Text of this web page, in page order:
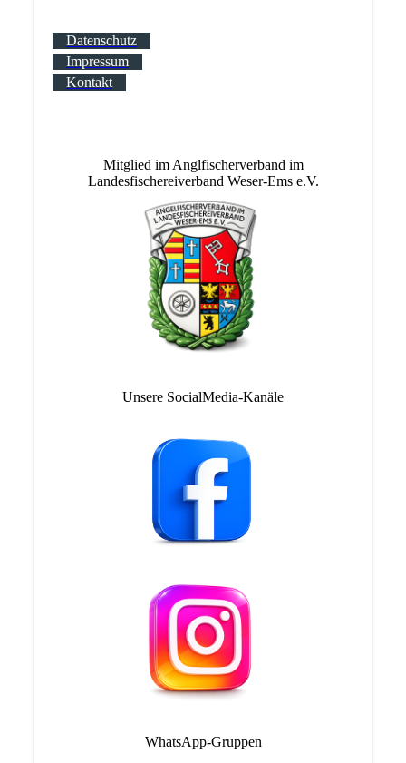
Datenschutz
Impressum
Kontakt
Mitglied im Anglfischerverband im
Landesfischereiverband Weser-Ems e.V.
Unsere SocialMedia-Kanäle
WhatsApp-Gruppen